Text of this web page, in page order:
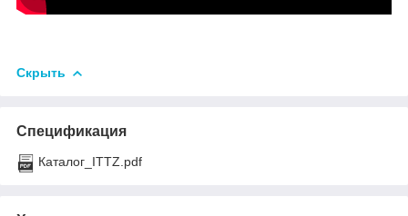
Скрыть
Спецификация
Каталог_ITTZ.pdf